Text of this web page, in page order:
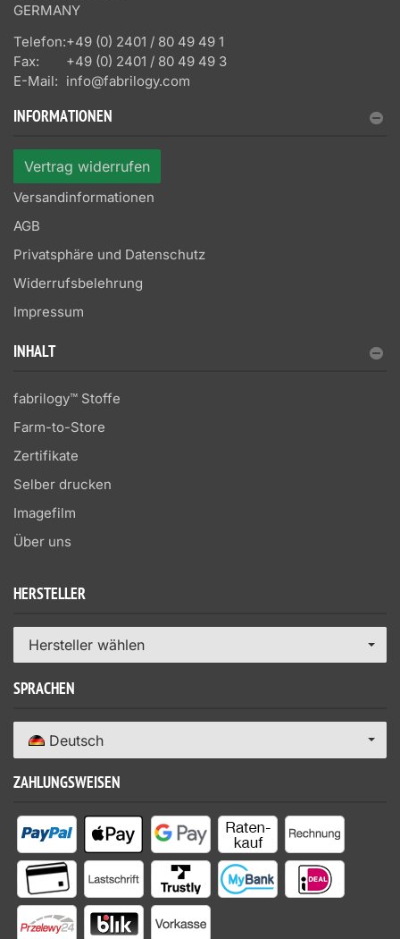
GERMANY
Telefon:+49 (0) 2401 / 80 49 49 1
Fax:
+49 (0) 2401 / 80 49 49 3
E-Mail: info@fabrilogy.com
INFORMATIONEN
Vertrag widerrufen
Versandinformationen
AGB
Privatsphäre und Datenschutz
Widerrufsbelehrung
Impressum
INHALT
fabrilogy™ Stoffe
Farm-to-Store
Zertifikate
Selber drucken
Imagefilm
Über uns
HERSTELLER
Hersteller wählen
SPRACHEN
Deutsch
ZAHLUNGSWEISEN